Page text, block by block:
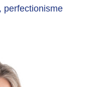
perfectionisme